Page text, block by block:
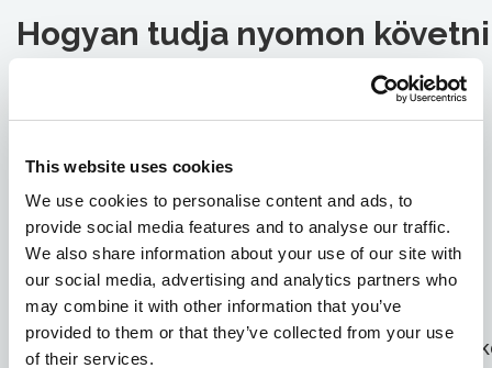
This website uses cookies
We use cookies to personalise content and ads, to
provide social media features and to analyse our traffic.
We also share information about your use of our site with
our social media, advertising and analytics partners who
may combine it with other information that you’ve
provided to them or that they’ve collected from your use
of their services.
Hogyan tudja nyomon követni
backlinkeket?
Két fő módja van a weboldalára mutató backlinkek
nyomon követésének. Mindkét módszer hatékony a
rossz visszautalások felderítésében. Önnek kell
kiválasztania, hogy melyik módszert választja. A
backlinkek nyomon követésének két módszere a
manuális backlink-ellenőrzés és az automatikus
backlink-ellenőrzés. A következő pontokban a